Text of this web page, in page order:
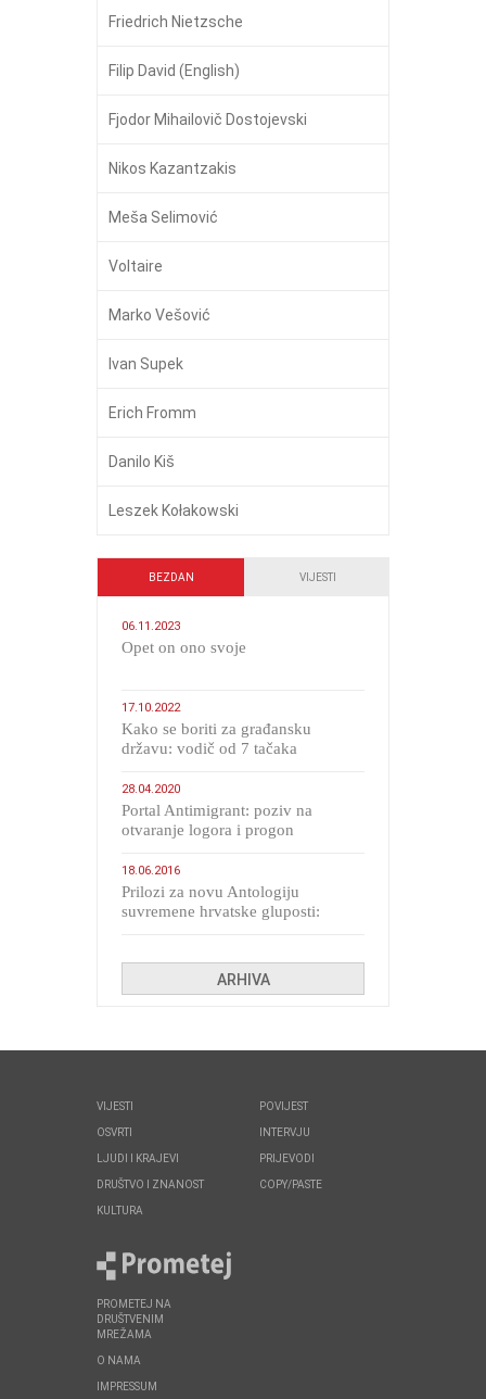
Friedrich Nietzsche
Filip David (English)
Fjodor Mihailovič Dostojevski
Nikos Kazantzakis
Meša Selimović
Voltaire
Marko Vešović
Ivan Supek
Erich Fromm
Danilo Kiš
Leszek Kołakowski
BEZDAN VIJESTI
06.11.2023
​Opet on ono svoje
17.10.2022
Kako se boriti za građansku
državu: vodič od 7 tačaka
28.04.2020
Portal Antimigrant: poziv na
otvaranje logora i progon
18.06.2016
Prilozi za novu Antologiju
suvremene hrvatske gluposti:
ARHIVA
VIJESTI
OSVRTI
LJUDI I KRAJEVI
DRUŠTVO I ZNANOST
KULTURA
POVIJEST
INTERVJU
PRIJEVODI
COPY/PASTE
PROMETEJ NA
DRUŠTVENIM
MREŽAMA
O NAMA
IMPRESSUM